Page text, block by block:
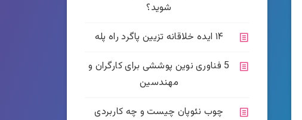
شوید؟
۱۴ ایده خلاقانه تزیین پاگرد راه پله
5 فناوری نوین پوششی برای کارگران و
مهندسین
چوب نئوپان چیست و چه کاربردی